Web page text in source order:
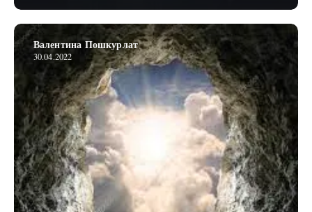
Валентина Пошкурлат
30.04.2022